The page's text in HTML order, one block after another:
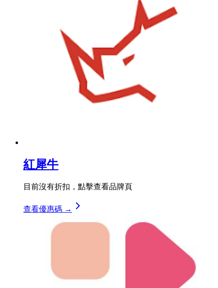
紅犀牛
目前沒有折扣，點擊查看品牌頁
查看優惠碼 →